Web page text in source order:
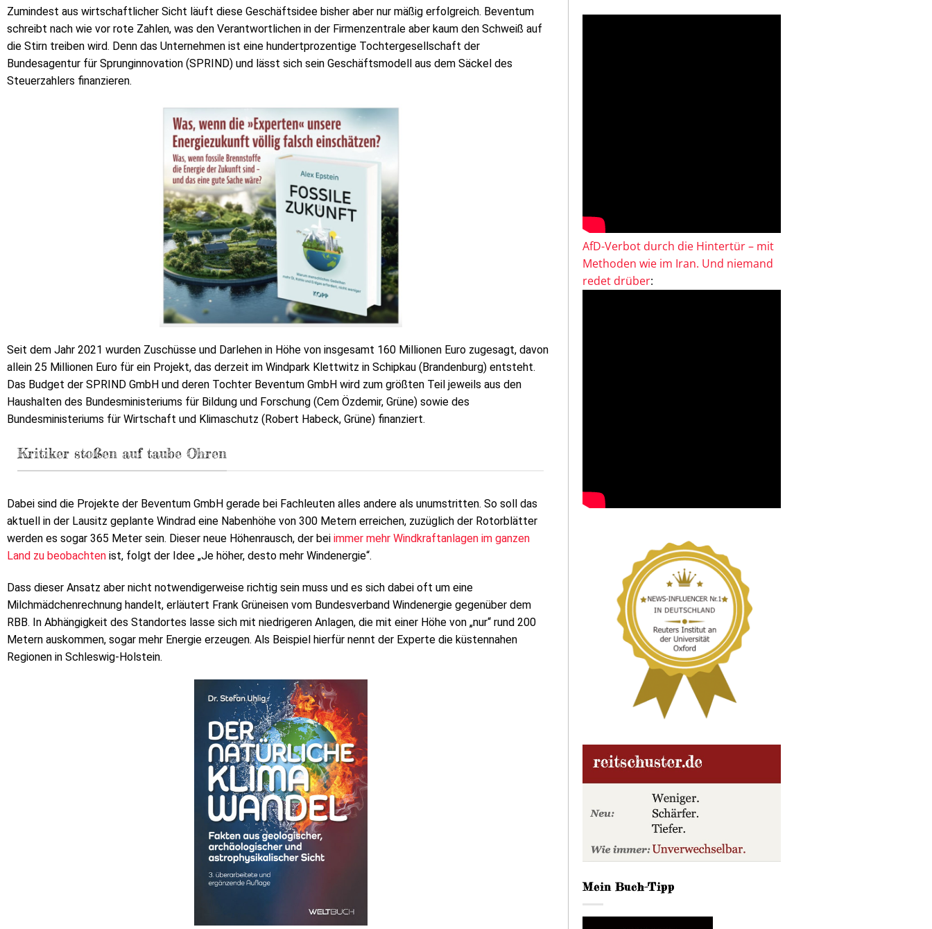
Zumindest aus wirtschaftlicher Sicht läuft diese Geschäftsidee bisher aber nur mäßig erfolgreich. Beventum
schreibt nach wie vor rote Zahlen, was den Verantwortlichen in der Firmenzentrale aber kaum den Schweiß auf
die Stirn treiben wird. Denn das Unternehmen ist eine hundertprozentige Tochtergesellschaft der
Bundesagentur für Sprunginnovation (SPRIND) und lässt sich sein Geschäftsmodell aus dem Säckel des
Steuerzahlers finanzieren.
Seit dem Jahr 2021 wurden Zuschüsse und Darlehen in Höhe von insgesamt 160 Millionen Euro zugesagt, davon
allein 25 Millionen Euro für ein Projekt, das derzeit im Windpark Klettwitz in Schipkau (Brandenburg) entsteht.
Das Budget der SPRIND GmbH und deren Tochter Beventum GmbH wird zum größten Teil jeweils aus den
Haushalten des Bundesministeriums für Bildung und Forschung (Cem Özdemir, Grüne) sowie des
Bundesministeriums für Wirtschaft und Klimaschutz (Robert Habeck, Grüne) finanziert.
Kritiker stoßen auf taube Ohren
Dabei sind die Projekte der Beventum GmbH gerade bei Fachleuten alles andere als unumstritten. So soll das
aktuell in der Lausitz geplante Windrad eine Nabenhöhe von 300 Metern erreichen, zuzüglich der Rotorblätter
werden es sogar 365 Meter sein. Dieser neue Höhenrausch, der bei immer mehr Windkraftanlagen im ganzen
Land zu beobachten ist, folgt der Idee „Je höher, desto mehr Windenergie“.
Dass dieser Ansatz aber nicht notwendigerweise richtig sein muss und es sich dabei oft um eine
Milchmädchenrechnung handelt, erläutert Frank Grüneisen vom Bundesverband Windenergie gegenüber dem
RBB. In Abhängigkeit des Standortes lasse sich mit niedrigeren Anlagen, die mit einer Höhe von „nur“ rund 200
Metern auskommen, sogar mehr Energie erzeugen. Als Beispiel hierfür nennt der Experte die küstennahen
Regionen in Schleswig-Holstein.
AfD-Verbot durch die Hintertür – mit
Methoden wie im Iran. Und niemand
redet drüber:
Mein Buch-Tipp